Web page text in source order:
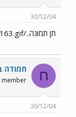
30/12/04
תן תמונה../images/Emo163.gif
ח חמודה
member
30/12/04